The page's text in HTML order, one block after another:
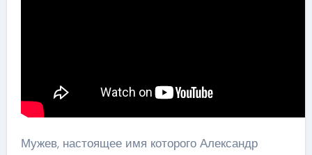
Мужев, настоящее имя которого Александр